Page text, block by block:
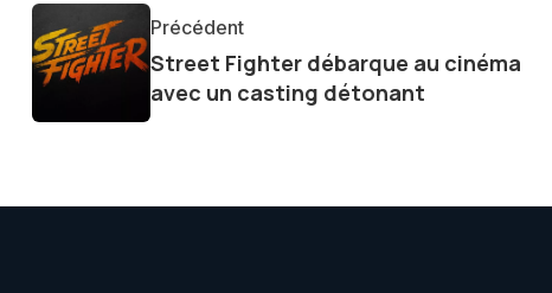
Précédent
Street Fighter débarque au cinéma
avec un casting détonant